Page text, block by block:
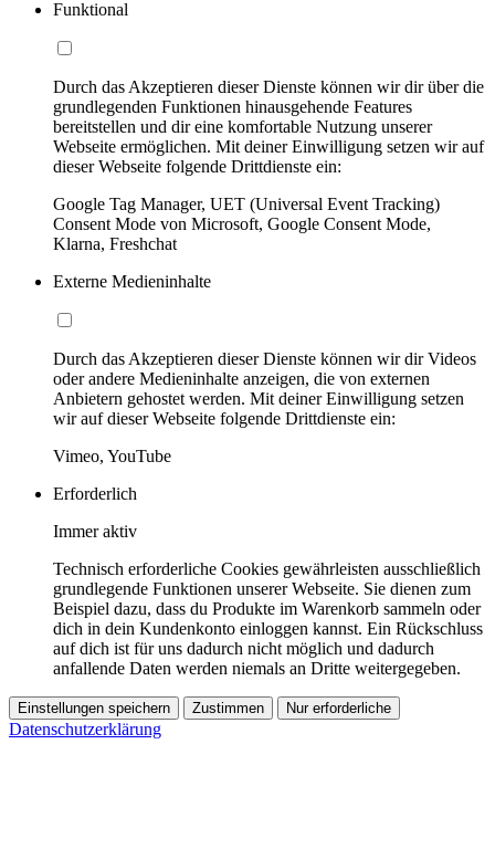
Funktional
Durch das Akzeptieren dieser Dienste können wir dir über die
grundlegenden Funktionen hinausgehende Features
bereitstellen und dir eine komfortable Nutzung unserer
Webseite ermöglichen. Mit deiner Einwilligung setzen wir auf
dieser Webseite folgende Drittdienste ein:
Google Tag Manager, UET (Universal Event Tracking)
Consent Mode von Microsoft, Google Consent Mode,
Klarna, Freshchat
Externe Medieninhalte
Durch das Akzeptieren dieser Dienste können wir dir Videos
oder andere Medieninhalte anzeigen, die von externen
Anbietern gehostet werden. Mit deiner Einwilligung setzen
wir auf dieser Webseite folgende Drittdienste ein:
Vimeo, YouTube
Erforderlich
Immer aktiv
Technisch erforderliche Cookies gewährleisten ausschließlich
grundlegende Funktionen unserer Webseite. Sie dienen zum
Beispiel dazu, dass du Produkte im Warenkorb sammeln oder
dich in dein Kundenkonto einloggen kannst. Ein Rückschluss
auf dich ist für uns dadurch nicht möglich und dadurch
anfallende Daten werden niemals an Dritte weitergegeben.
Einstellungen speichern Zustimmen Nur erforderliche
Datenschutzerklärung